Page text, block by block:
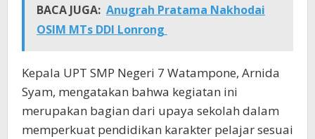
BACA JUGA: Anugrah Pratama Nakhodai
OSIM MTs DDI Lonrong
Kepala UPT SMP Negeri 7 Watampone, Arnida
Syam, mengatakan bahwa kegiatan ini
merupakan bagian dari upaya sekolah dalam
memperkuat pendidikan karakter pelajar sesuai